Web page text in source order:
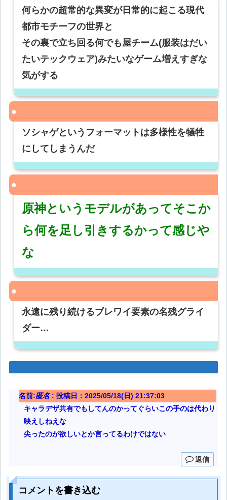
何らかの超常的な異変が日常的に起こる現代
都市モチーフの世界と
その裏で立ち回る何でも屋チーム(服装はだい
たいテックウェア)みたいなゲーム増えすぎな
気がする
ソシャゲというフォーマットは多様性を犠牲
にしてしまうんだ
原神というモデルがあってそこか
ら何を足し引きするかって感じや
な
永遠に残り続けるブレワイ要素の名残グライ
ダー…
名前:匿名: 投稿日：2025/05/18(日) 21:37:03
キャラデザ共有でもしてんのかってぐらいこの手のは代わり
映えしねえな
尖ったのが欲しいとか言ってるわけではない
返信
コメントを書き込む